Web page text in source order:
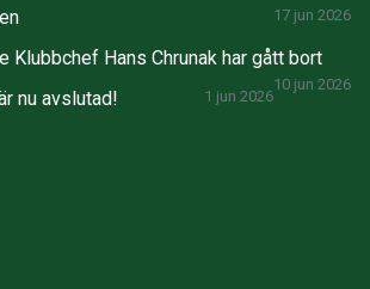
17 jun 2026
Klubbchef Hans Chrunak har gått bort
10 jun 2026
nu avslutad! 1 jun 2026